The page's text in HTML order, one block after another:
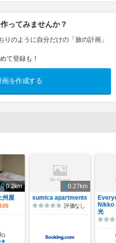
ってみませんか？
のように自分だけの「旅の計画」
て登録も！
画を作成する
0.2km
州屋
0.27km
sumica apartments
評価なし
Nikko
光